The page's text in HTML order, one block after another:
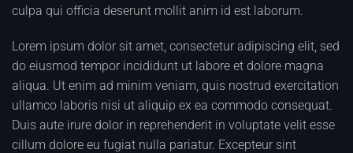
culpa qui officia deserunt mollit anim id est laborum.
Lorem ipsum dolor sit amet, consectetur adipiscing elit, sed
do eiusmod tempor incididunt ut labore et dolore magna
aliqua. Ut enim ad minim veniam, quis nostrud exercitation
ullamco laboris nisi ut aliquip ex ea commodo consequat.
Duis aute irure dolor in reprehenderit in voluptate velit esse
cillum dolore eu fugiat nulla pariatur. Excepteur sint